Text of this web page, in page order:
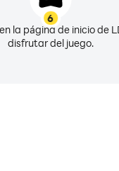
6
la página de inicio de
disfrutar del juego.